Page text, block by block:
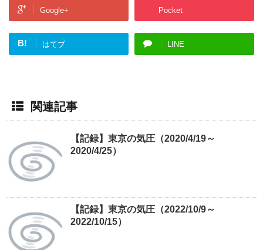
Google+ Pocket
B! はてブ LINE
関連記事
【記録】東京の気圧（2020/4/19～
2020/4/25）
【記録】東京の気圧（2022/10/9～
2022/10/15）